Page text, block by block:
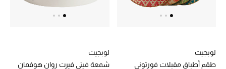
تسوقوا الأحذية
لوبجيت
طقم أطباق مقبلات فورتوني
لوبجيت
شمعة فيتي فيرت روان هوفمان